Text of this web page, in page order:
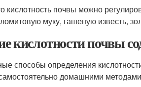
кислотность почвы можно
муку, гашеную известь,
кислотности почвы
способы определения
домашними